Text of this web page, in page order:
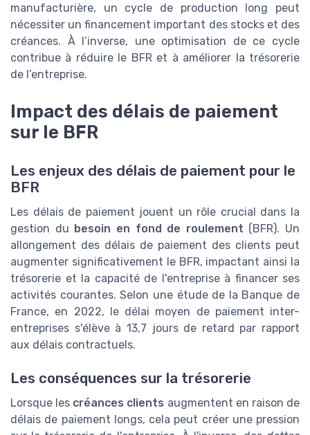
manufacturière, un cycle de production long peut
nécessiter un financement important des stocks et des
créances. À l’inverse, une optimisation de ce cycle
contribue à réduire le BFR et à améliorer la trésorerie
de l’entreprise.
Impact des délais de paiement
sur le BFR
Les enjeux des délais de paiement pour le
BFR
Les délais de paiement jouent un rôle crucial dans la
gestion du besoin en fond de roulement (BFR). Un
allongement des délais de paiement des clients peut
augmenter significativement le BFR, impactant ainsi la
trésorerie et la capacité de l'entreprise à financer ses
activités courantes. Selon une étude de la Banque de
France, en 2022, le délai moyen de paiement inter-
entreprises s'élève à 13,7 jours de retard par rapport
aux délais contractuels.
Les conséquences sur la trésorerie
Lorsque les créances clients augmentent en raison de
délais de paiement longs, cela peut créer une pression